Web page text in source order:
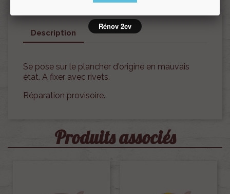
Description
Se pose sur le plancher d'origine en mauvais
état. A fixer avec rivets.
Réparation provisoire.
Produits associés
Rénov 2cv